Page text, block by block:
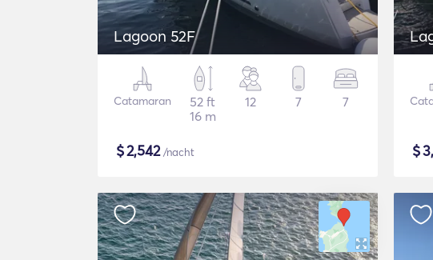
Lagoon 52F
Catamaran
52 ft
16 m
12 7 7
$2,542/nacht $